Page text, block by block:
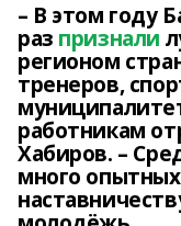
– В этом году
раз признали
регионом
тренеров,
работникам
Хабиров. –
много